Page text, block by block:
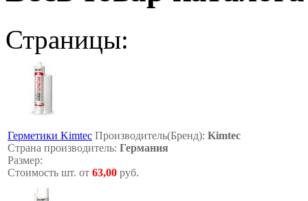
Страницы:
Герметики Kimtec Производитель(Бренд): Kimtec
Страна производитель: Германия
Размер:
Стоимость шт. от 63,00 руб.